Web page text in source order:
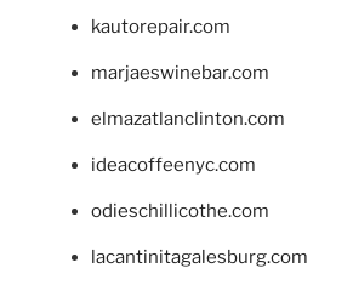
kautorepair.com
marjaeswinebar.com
elmazatlanclinton.com
ideacoffeenyc.com
odieschillicothe.com
lacantinitagalesburg.com